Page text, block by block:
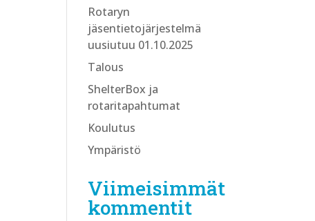
Rotaryn
jäsentietojärjestelmä
uusiutuu 01.10.2025
Talous
ShelterBox ja
rotaritapahtumat
Koulutus
Ympäristö
Viimeisimmät
kommentit